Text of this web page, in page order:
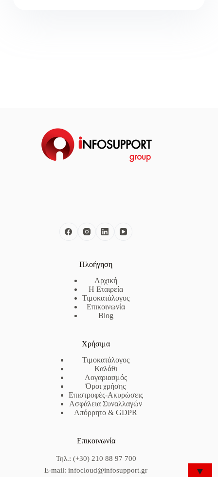
Πλοήγηση
Αρχική
Η Εταιρεία
Τιμοκατάλογος
Επικοινωνία
Blog
Χρήσιμα
Τιμοκατάλογος
Καλάθι
Λογαριασμός
Όροι χρήσης
Επιστροφές-Ακυρώσεις
Ασφάλεια Συναλλαγών
Απόρρητο & GDPR
Επικοινωνία
Τηλ.: (+30) 210 88 97 700
E-mail: infocloud@infosupport.gr
▼